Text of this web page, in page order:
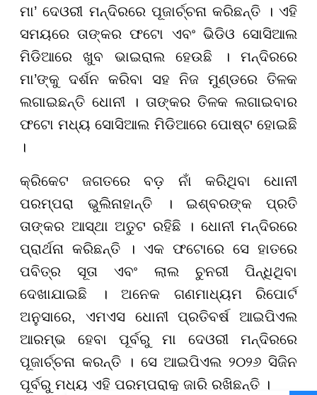
ମା’ ଦେଓରୀ ମନ୍ଦିରରେ ପୂଜାର୍ଚ୍ଚନା କରିଛନ୍ତି । ଏହି
ସମୟରେ ତାଙ୍କର ଫଟୋ ଏବଂ ଭିଡିଓ ସୋସିଆଲ
ମିଡିଆରେ ଖୁବ ଭାଇରାଲ ହେଉଛି । ମନ୍ଦିରରେ
ମା’ଙ୍କୁ ଦର୍ଶନ କରିବା ସହ ନିଜ ମୁଣ୍ଡରେ ତିଳକ
ଲଗାଇଛନ୍ତି ଧୋନୀ । ତାଙ୍କର ତିଳକ ଲଗାଇବାର
ଫଟୋ ମଧ୍ୟ ସୋସିଆଲ ମିଡିଆରେ ପୋଷ୍ଟ ହୋଇଛି
।
କ୍ରିକେଟ ଜଗତରେ ବଡ଼ ନାଁ କରିଥିବା ଧୋନୀ
ପରମ୍ପରା ଭୁଲିନାହାନ୍ତି । ଇଶ୍ବରଙ୍କ ପ୍ରତି
ତାଙ୍କର ଆସ୍ଥା ଅତୁଟ ରହିଛି । ଧୋନୀ ମନ୍ଦିରରେ
ପ୍ରାର୍ଥନା କରିଛନ୍ତି । ଏକ ଫଟୋରେ ସେ ହାତରେ
ପବିତ୍ର ସୂତା ଏବଂ ଲାଲ ଚୁନରୀ ପିନ୍ଧିଥିବା
ଦେଖାଯାଇଛି । ଅନେକ ଗଣମାଧ୍ୟମ ରିପୋର୍ଟ
ଅନୁସାରେ, ଏମଏସ ଧୋନୀ ପ୍ରତିବର୍ଷ ଆଇପିଏଲ
ଆରମ୍ଭ ହେବା ପୂର୍ବରୁ ମା ଦେଓରୀ ମନ୍ଦିରରେ
ପୂଜାର୍ଚ୍ଚନା କରନ୍ତି । ସେ ଆଇପିଏଲ ୨୦୨୬ ସିଜିନ
ପୂର୍ବରୁ ମଧ୍ୟ ଏହି ପରମ୍ପରାକୁ ଜାରି ରଖିଛନ୍ତି ।